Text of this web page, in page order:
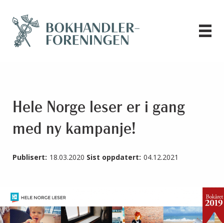
Hele Norge leser er i gang
med ny kampanje!
Publisert: 18.03.2020 Sist oppdatert: 04.12.2021